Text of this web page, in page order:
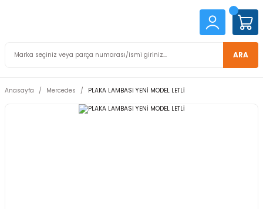
ARA
Anasayfa Mercedes PLAKA LAMBASI YENİ MODEL LETLİ